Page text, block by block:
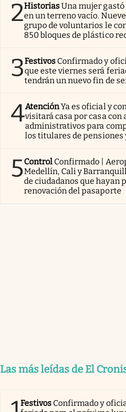
2HistoriasUna mujer gastó
en un terreno vacío.
grupo de voluntarios le
850 bloques de plástico
3Festivos Confirmado y
que este viernes será
tendrán un nuevo fin de
4AtenciónYa es oficial y
visitará casa por casa con
administrativos para
los titulares de pensiones
5Control Confirmado |
Medellín, Cali y
de ciudadanos que hayan
renovación del pasaporte
Las más leídas de El
Festivos Confirmado y